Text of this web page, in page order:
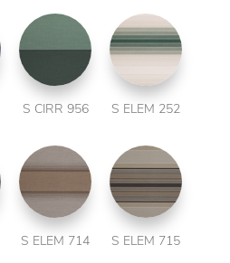
S CIRR 956 S ELEM 252
S ELEM 714 S ELEM 715